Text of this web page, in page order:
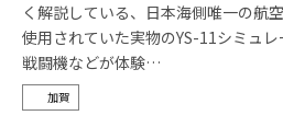
く解説している、日本海側唯一の航
使用されていた実物のYS-11シミュ
戦闘機などが体験…
加賀